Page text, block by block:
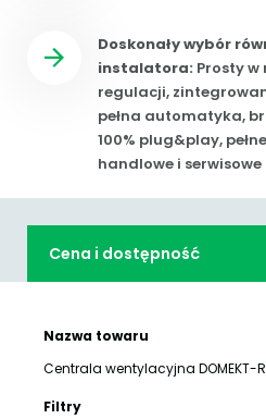
Doskonały wybór
instalatora: Prosty
regulacji,
pełna automatyka,
100% plug&play,
handlowe i serwisowe
Cena i dostępność
Nazwa towaru
Centrala wentylacyjna
Filtry